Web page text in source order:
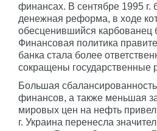
финансах. В сентябре 1995 г.
денежная реформа, в ходе
обесценившийся карбованец
Финансовая политика
банка стала более
сокращены государственные
Большая
финансов, а также меньшая
мировых цен на нефть
г. Украина перенесла